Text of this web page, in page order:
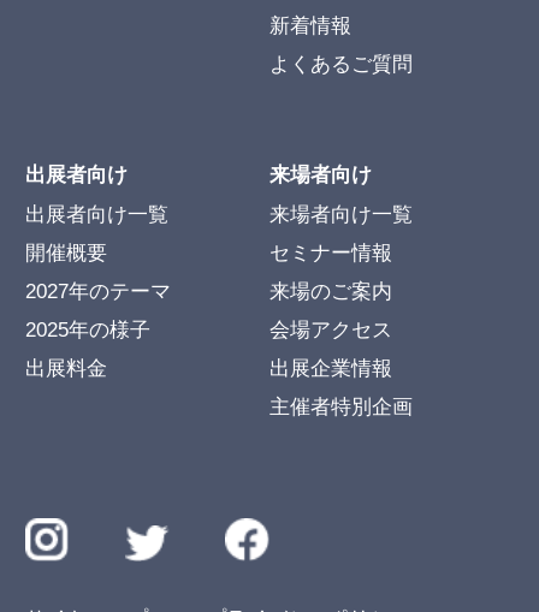
新着情報
よくあるご質問
出展者向け
出展者向け一覧
開催概要
2027年のテーマ
2025年の様子
出展料金
来場者向け
来場者向け一覧
セミナー情報
来場のご案内
会場アクセス
出展企業情報
主催者特別企画